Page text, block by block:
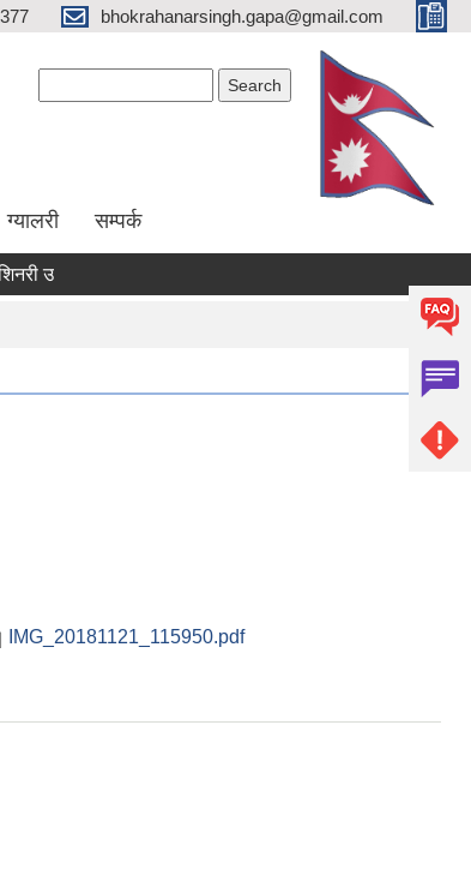
bhokrahanarsingh.gapa@gmail.com
ग्यालरी सम्पर्क
उपकरण भाडामा लिने कार्य सम्बन्धी सूचना
IMG_20181121_115950.pdf